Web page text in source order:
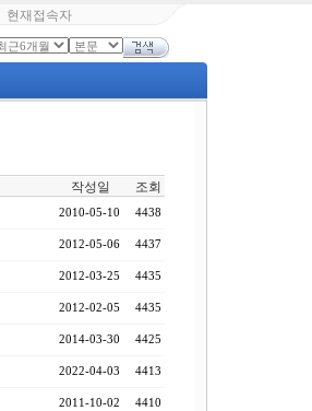
현재접속자
작성일 조회
2010-05-10 4438
2012-05-06 4437
2012-03-25 4435
2012-02-05 4435
2014-03-30 4425
2022-04-03 4413
2011-10-02 4410